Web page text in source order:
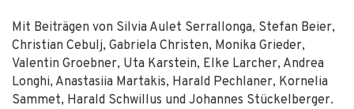
Mit Beiträgen von Silvia Aulet Serrallonga, Stefan Beier,
Christian Cebulj, Gabriela Christen, Monika Grieder,
Valentin Groebner, Uta Karstein, Elke Larcher, Andrea
Longhi, Anastasiia Martakis, Harald Pechlaner, Kornelia
Sammet, Harald Schwillus und Johannes Stückelberger.